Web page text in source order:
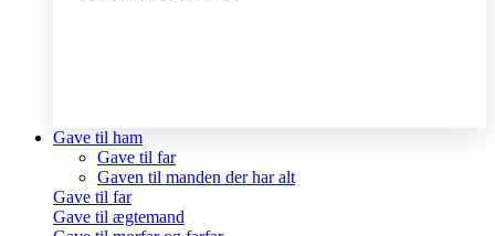
Gave til ham
Gave til far
Gaven til manden der har alt
Gave til far
Gave til ægtemand